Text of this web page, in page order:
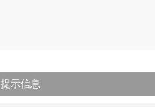
提示信息